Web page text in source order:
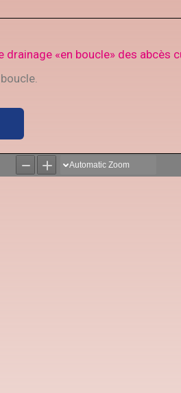
drainage «en boucle» des abcès